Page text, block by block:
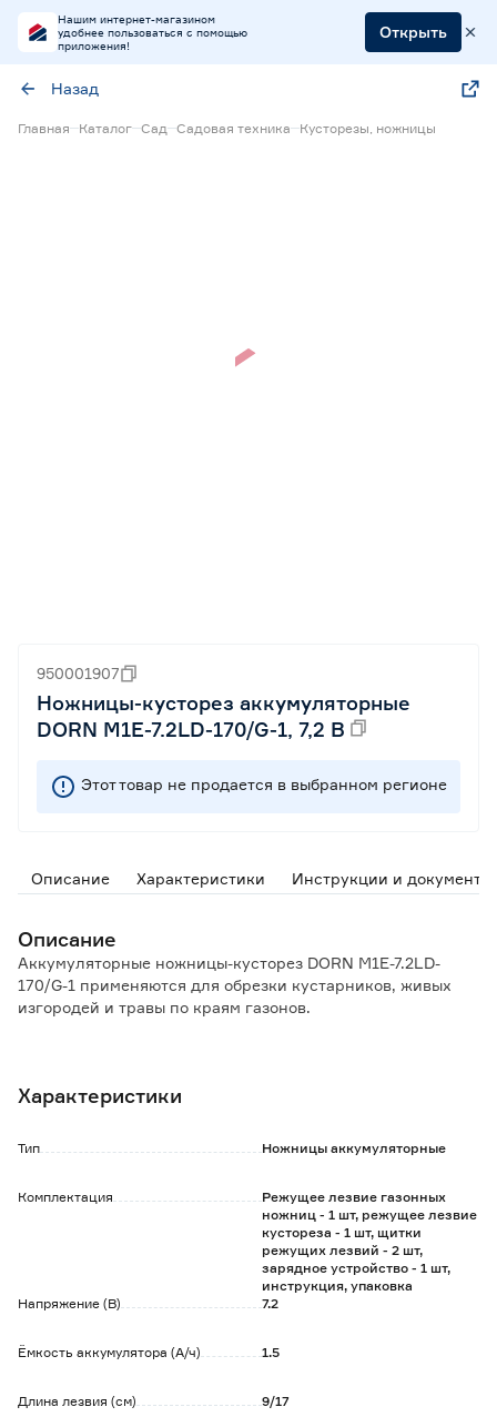
Нашим интернет-магазином
удобнее пользоваться с помощью
приложения!
Открыть
Назад
Главная Каталог Сад Садовая техника Кусторезы, ножницы
950001907
Ножницы-кусторез аккумуляторные
DORN M1E-7.2LD-170/G-1, 7,2 В
Этот товар не продается в выбранном регионе
Описание Характеристики Инструкции и документы
Описание
Аккумуляторные ножницы-кусторез DORN M1E-7.2LD-
170/G-1 применяются для обрезки кустарников, живых
изгородей и травы по краям газонов.
подключения к сети, не выделяет вредные выхлопы;
электросети местах;
- кнопка блокировки для защиты от случайного
- регулировка угла наклона рукоятки в одно из трех
- прорезиненная накладка на рукоятке для удобного
Обратите внимание:
использовать средства индивидуальной защиты.
Характеристики
Тип Ножницы аккумуляторные
Комплектация
Режущее лезвие газонных
ножниц - 1 шт, режущее лезвие
кустореза - 1 шт, щитки
режущих лезвий - 2 шт,
зарядное устройство - 1 шт,
инструкция, упаковка
Напряжение (В)
7.2
Ёмкость аккумулятора (А/ч) 1.5
Длина лезвия (см) 9/17